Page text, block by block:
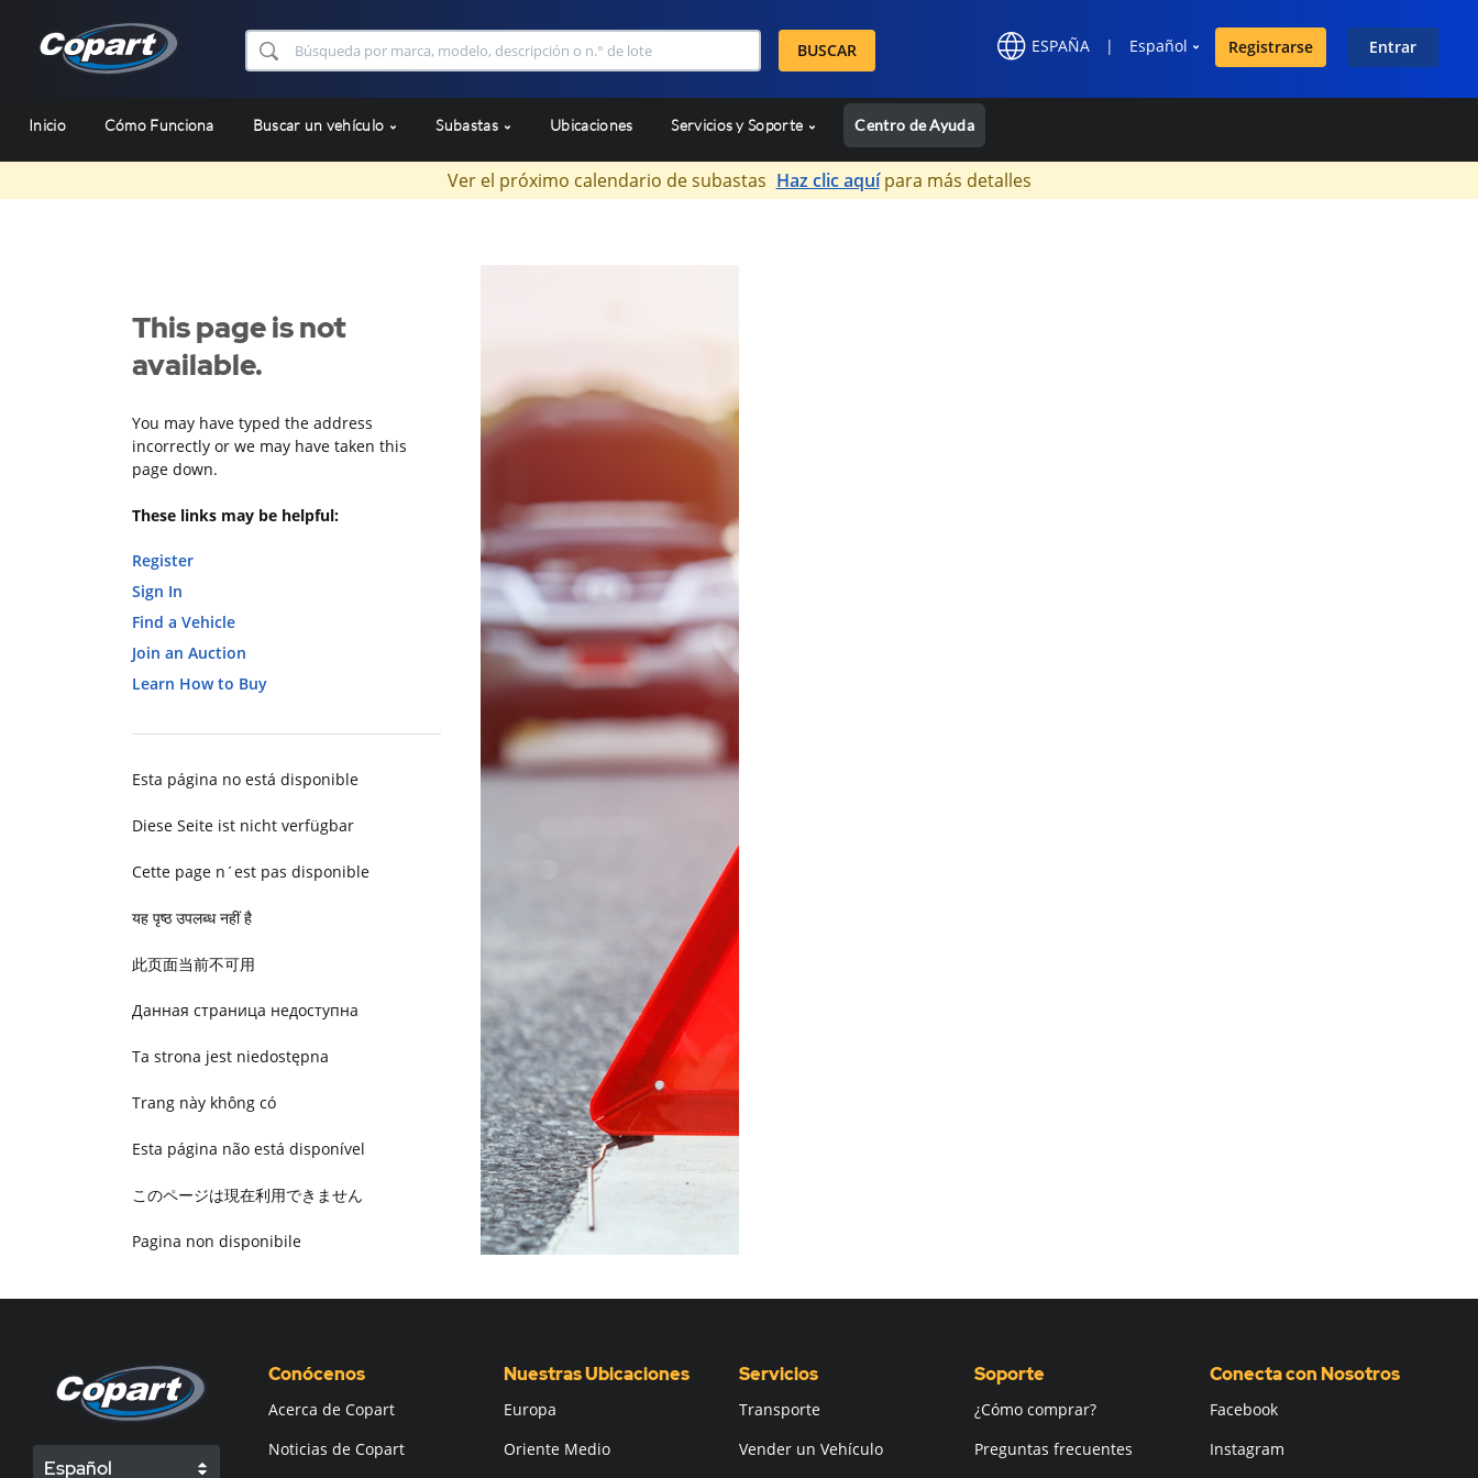
BUSCAR ESPAÑA | Español Registrarse Entrar
Inicio Cómo Funciona Buscar un vehículo Subastas Ubicaciones Servicios y Soporte Centro de Ayuda
Ver el próximo calendario de subastas Haz clic aquípara más detalles
This page is not
available.
You may have typed the address
incorrectly or we may have taken this
page down.
These links may be helpful:
Register
Sign In
Find a Vehicle
Join an Auction
Learn How to Buy
Esta página no está disponible
Diese Seite ist nicht verfügbar
Cette page n´est pas disponible
यह पृष्ठ उपलब्ध नहीं है
此页面当前不可用
Данная страница недоступна
Ta strona jest niedostępna
Trang này không có
Esta página não está disponível
このページは現在利用できません
Pagina non disponibile
Español
Conócenos
Acerca de Copart
Noticias de Copart
Nuestras Ubicaciones
Europa
Oriente Medio
Servicios
Transporte
Vender un Vehículo
Soporte
¿Cómo comprar?
Preguntas frecuentes
Conecta con Nosotros
Facebook
Instagram